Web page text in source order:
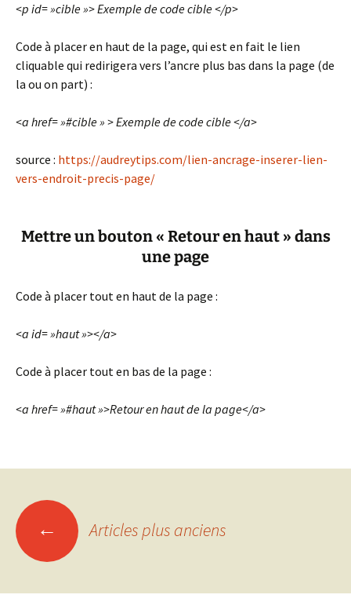
<p id= »cible »> Exemple de code cible </p>
Code à placer en haut de la page, qui est en fait le lien
cliquable qui redirigera vers l’ancre plus bas dans la page (de
la ou on part) :
<a href= »#cible » > Exemple de code cible </a>
source : https://audreytips.com/lien-ancrage-inserer-lien-
vers-endroit-precis-page/
Mettre un bouton « Retour en haut » dans
une page
Code à placer tout en haut de la page :
<a id= »haut »></a>
Code à placer tout en bas de la page :
<a href= »#haut »>Retour en haut de la page</a>
Navigation
des
← Articles plus anciens